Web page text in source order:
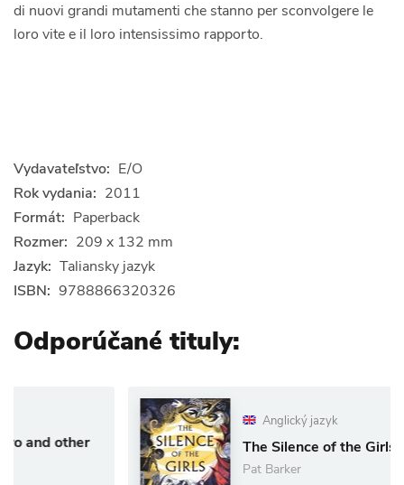
di nuovi grandi mutamenti che stanno per sconvolgere le
loro vite e il loro intensissimo rapporto.
Vydavateľstvo: E/O
Rok vydania: 2011
Formát: Paperback
Rozmer: 209 x 132 mm
Jazyk: Taliansky jazyk
ISBN: 9788866320326
Odporúčané tituly:
Anglický jazyk
The Silence of the Girls
Pat Barker